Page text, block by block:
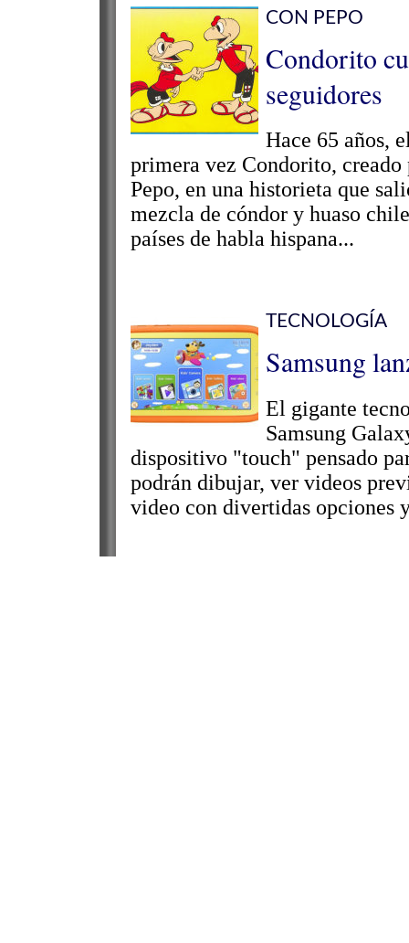
CON PEPO
Condorito
seguidores
Hace 65 años,
primera vez Condorito,
Pepo, en una historieta que
mezcla de cóndor y huaso
países de habla hispana...
TECNOLOGÍA
Samsung
El gigante
Samsung
dispositivo "touch" pensado
podrán dibujar, ver videos
video con divertidas opciones